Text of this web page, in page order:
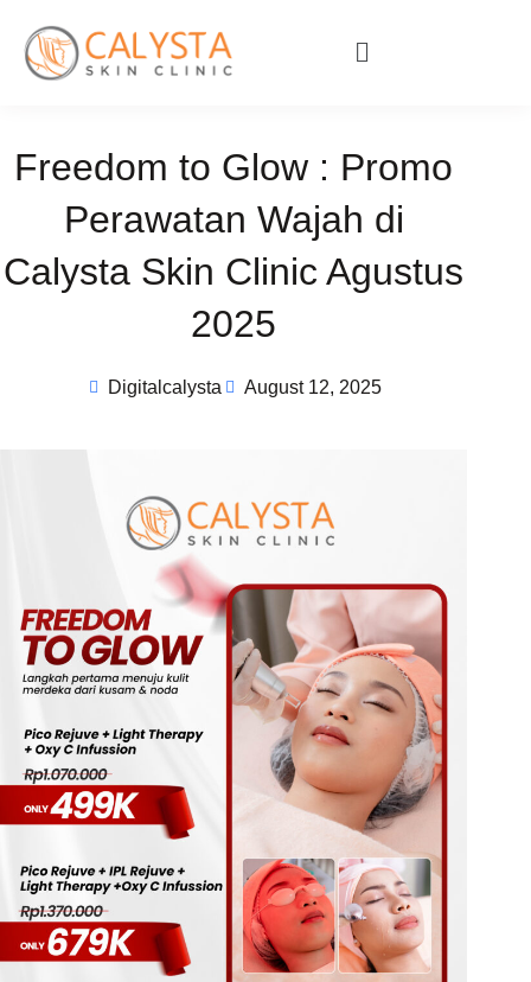
Freedom to Glow : Promo
Perawatan Wajah di
Calysta Skin Clinic Agustus
2025
Digitalcalysta August 12, 2025